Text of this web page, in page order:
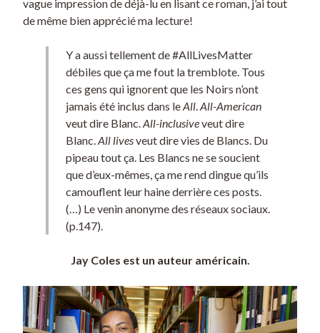
vague impression de déjà-lu en lisant ce roman, j’ai tout
de même bien apprécié ma lecture!
Y a aussi tellement de #AllLivesMatter
débiles que ça me fout la tremblote. Tous
ces gens qui ignorent que les Noirs n’ont
jamais été inclus dans leAll.All-American
veut dire Blanc.All-inclusiveveut dire
Blanc.All livesveut dire vies de Blancs. Du
pipeau tout ça. Les Blancs ne se soucient
que d’eux-mêmes, ça me rend dingue qu’ils
camouflent leur haine derrière ces posts.
(…) Le venin anonyme des réseaux sociaux.
(p.147).
Jay Coles est un auteur américain.